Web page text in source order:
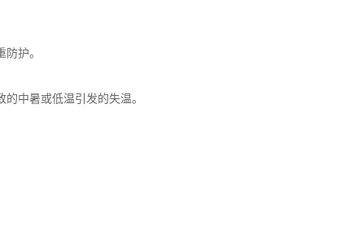
护。
中暑或低温引发的失温。